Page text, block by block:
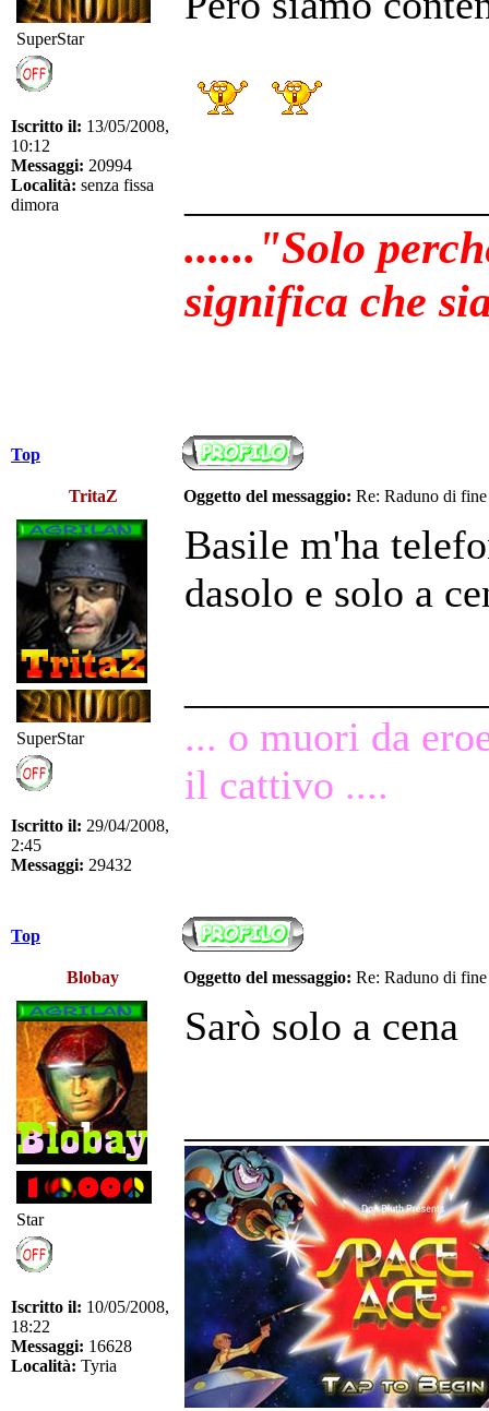
SuperStar
Iscritto il: 13/05/2008,
10:12
Messaggi: 20994
Località: senza fissa
dimora
......"Solo
significa che
Top
TritaZ Oggetto del messaggio: Re: Raduno di
SuperStar
Iscritto il: 29/04/2008,
2:45
Messaggi: 29432
Basile m'ha
dasolo e solo a
... o muori da
il cattivo ....
Top
Blobay Oggetto del messaggio: Re: Raduno di
Star
Iscritto il: 10/05/2008,
18:22
Messaggi: 16628
Località: Tyria
Sarò solo a cena